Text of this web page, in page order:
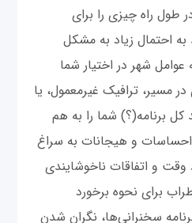
طول راه چیزی را برای
احتمال زیاد به مشکل
شهر در اختیار شما
مسیر، ترافیک غیرمعمول، یا
برنامه(؟) شما را به هم
احساسات و هیجانات به سراغ
و اتفاقات ناخوشایندی
برای نحوه برخورد
سخنرانی‌ها، نگران شدن